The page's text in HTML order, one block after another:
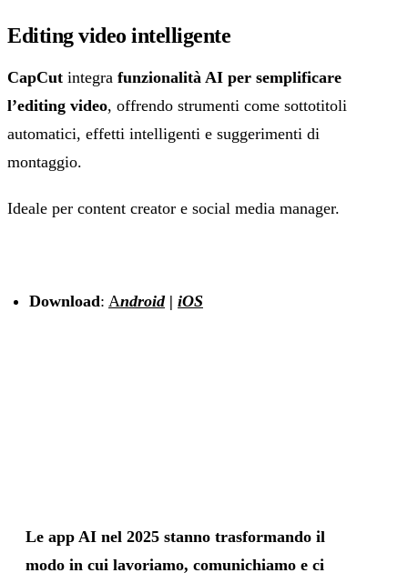
Editing video intelligente
CapCut integra funzionalità AI per semplificare
l’editing video, offrendo strumenti come sottotitoli
automatici, effetti intelligenti e suggerimenti di
montaggio.
Ideale per content creator e social media manager.
Download: Android | iOS
Le app AI nel 2025 stanno trasformando il
modo in cui lavoriamo, comunichiamo e ci